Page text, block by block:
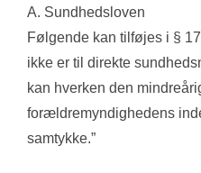
A. Sundhedsloven
Følgende kan tilføjes i §
ikke er til direkte
kan hverken den
forældremyndighedens
samtykke.”